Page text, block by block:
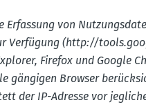
Erfassung von
Verfügung (http://​
Firefox und Google
gängigen Browser
der IP-Adresse vor